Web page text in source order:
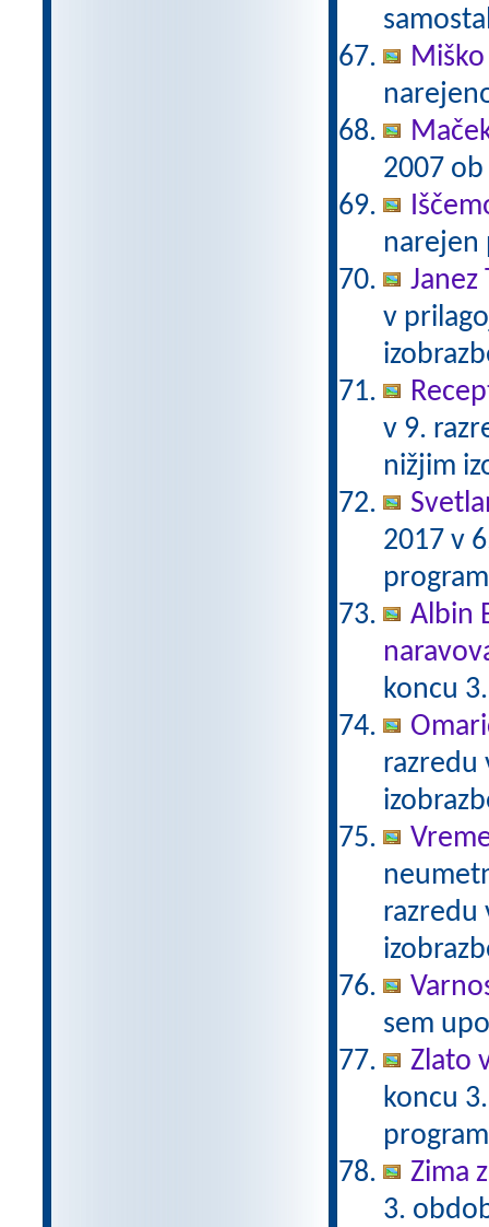
2007
narejen
Janez
v
v 9.
nižjim
2017 v
Albin
koncu
razredu
razredu
sem
Zlato
koncu
Zima
3.